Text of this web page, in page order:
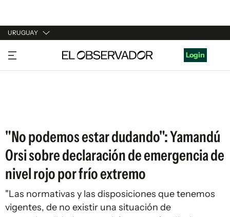
URUGUAY
URUGUAY
ARGENTINA
Login
"No podemos estar dudando": Yamandú
Orsi sobre declaración de emergencia de
nivel rojo por frío extremo
"Las normativas y las disposiciones que tenemos
vigentes, de no existir una situación de